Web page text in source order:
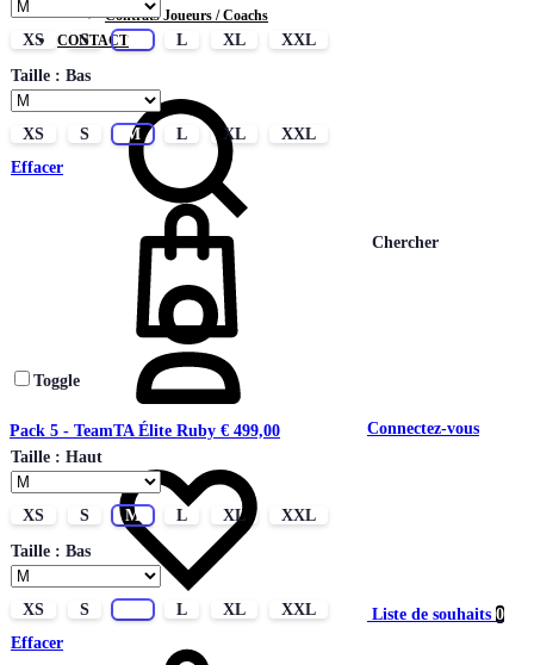
Contrats Joueurs / Coachs
CONTACT
Chercher
Connectez-vous
Liste de souhaits 0
XS S M L XL
XXL
Taille : Bas
XS S M L XL
XXL
Effacer
Toggle
Pack 5 - TeamTA Élite Ruby € 499,00
Taille : Haut
XS S M L XL
XXL
Taille : Bas
XS S L XL
XXL
Effacer